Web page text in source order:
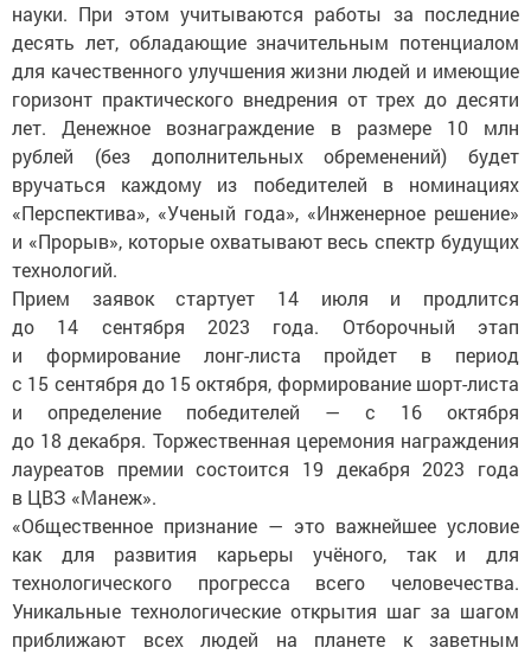
науки. При этом учитываются работы за последние
десять лет, обладающие значительным потенциалом
для качественного улучшения жизни людей и имеющие
горизонт практического внедрения от трех до десяти
лет. Денежное вознаграждение в размере 10 млн
рублей (без дополнительных обременений) будет
вручаться каждому из победителей в номинациях
«Перспектива», «Ученый года», «Инженерное решение»
и «Прорыв», которые охватывают весь спектр будущих
технологий.
Прием заявок стартует 14 июля и продлится
до 14 сентября 2023 года. Отборочный этап
и формирование лонг-листа пройдет в период
с 15 сентября до 15 октября, формирование шорт-листа
и определение победителей — с 16 октября
до 18 декабря. Торжественная церемония награждения
лауреатов премии состоится 19 декабря 2023 года
в ЦВЗ «Манеж».
«Общественное признание — это важнейшее условие
как для развития карьеры учёного, так и для
технологического прогресса всего человечества.
Уникальные технологические открытия шаг за шагом
приближают всех людей на планете к заветным